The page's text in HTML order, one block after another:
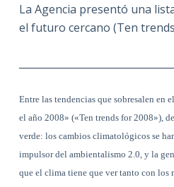
La Agencia presentó una
el futuro cercano (Ten
Entre las tendencias que sobresalen en
el año 2008» («Ten trends for 2008»),
verde: los cambios climatológicos se
impulsor del ambientalismo 2.0, y la
que el clima tiene que ver tanto con los